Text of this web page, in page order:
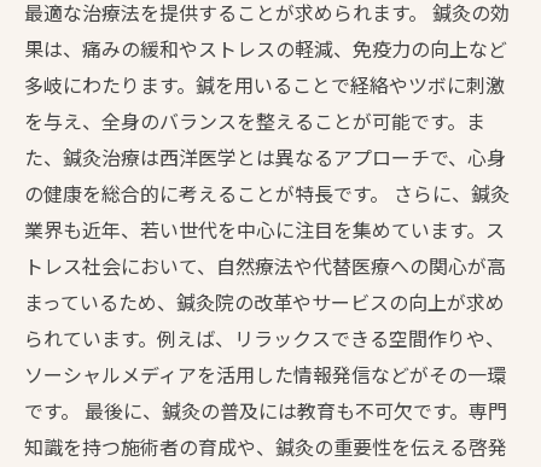
最適な治療法を提供することが求められます。 鍼灸の効
果は、痛みの緩和やストレスの軽減、免疫力の向上など
多岐にわたります。鍼を用いることで経絡やツボに刺激
を与え、全身のバランスを整えることが可能です。ま
た、鍼灸治療は西洋医学とは異なるアプローチで、心身
の健康を総合的に考えることが特長です。 さらに、鍼灸
業界も近年、若い世代を中心に注目を集めています。ス
トレス社会において、自然療法や代替医療への関心が高
まっているため、鍼灸院の改革やサービスの向上が求め
られています。例えば、リラックスできる空間作りや、
ソーシャルメディアを活用した情報発信などがその一環
です。 最後に、鍼灸の普及には教育も不可欠です。専門
知識を持つ施術者の育成や、鍼灸の重要性を伝える啓発